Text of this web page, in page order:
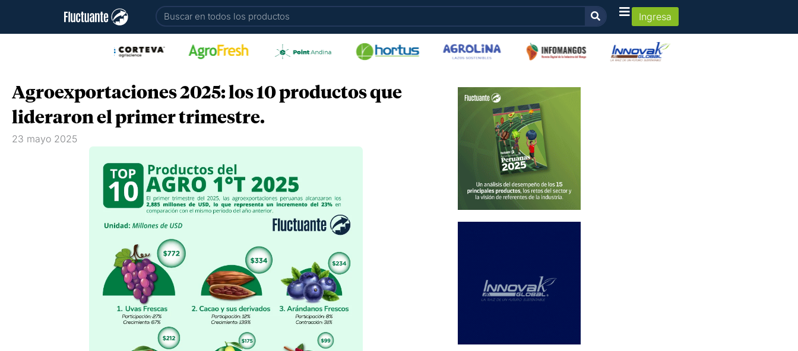
Buscar Ingresa
Agroexportaciones 2025: los 10 productos que
lideraron el primer trimestre.
23 mayo 2025